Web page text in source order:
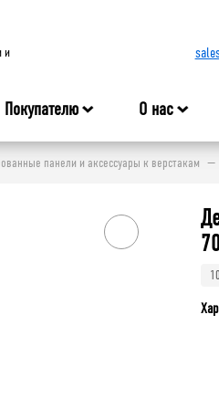
и
Покупателю О нас
панели и аксессуары к верстакам